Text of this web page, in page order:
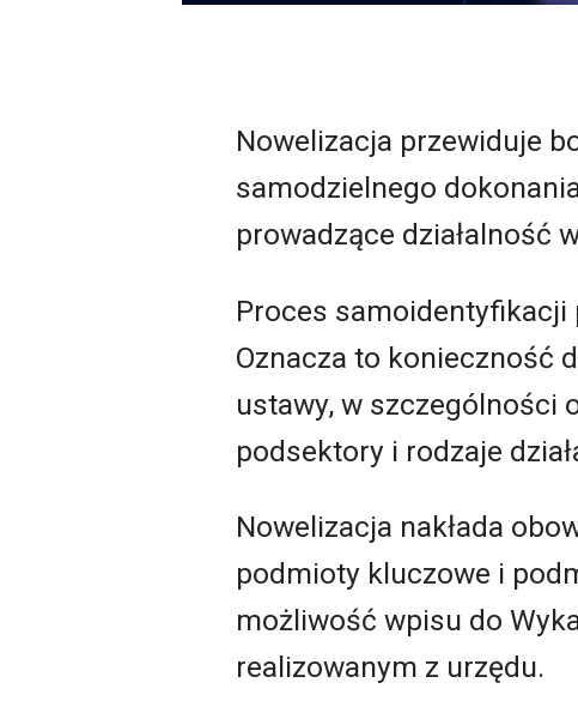
Nowelizacja przewiduje
samodzielnego
prowadzące działalność
Proces
Oznacza to konieczność
ustawy, w szczególności
podsektory i rodzaje
Nowelizacja nakłada
podmioty kluczowe i
możliwość wpisu do
realizowanym z urzędu.